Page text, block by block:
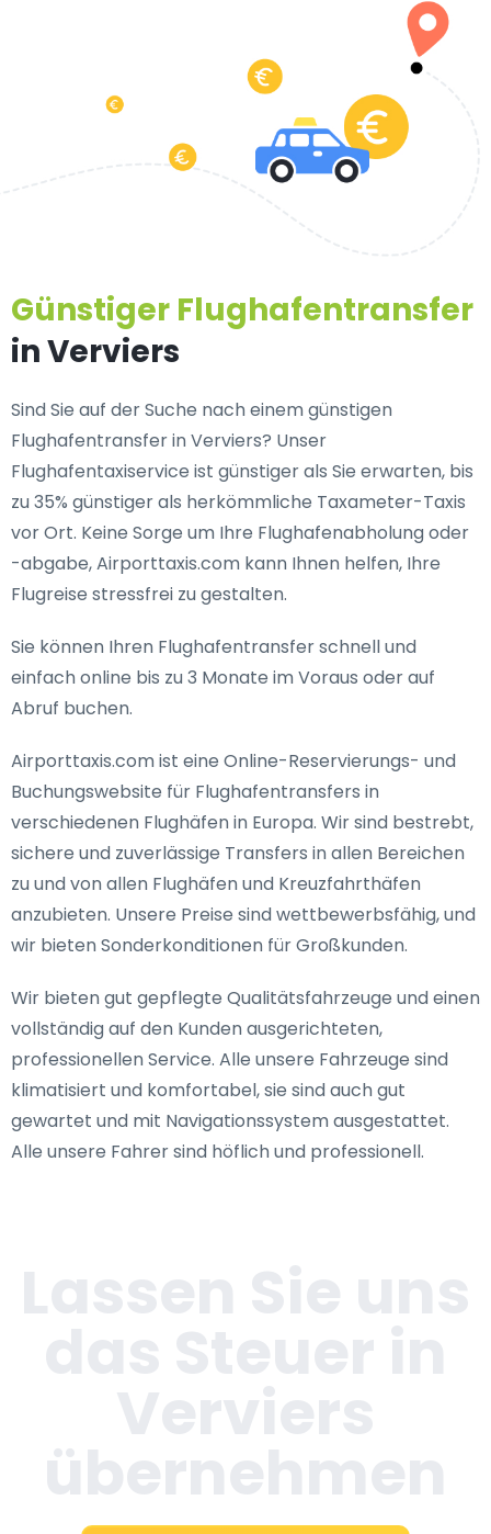
Günstiger Flughafentransfer
in Verviers
Sind Sie auf der Suche nach einem günstigen
Flughafentransfer in Verviers? Unser
Flughafentaxiservice ist günstiger als Sie erwarten, bis
zu 35% günstiger als herkömmliche Taxameter-Taxis
vor Ort. Keine Sorge um Ihre Flughafenabholung oder
-abgabe, Airporttaxis.com kann Ihnen helfen, Ihre
Flugreise stressfrei zu gestalten.
Sie können Ihren Flughafentransfer schnell und
einfach online bis zu 3 Monate im Voraus oder auf
Abruf buchen.
Airporttaxis.com ist eine Online-Reservierungs- und
Buchungswebsite für Flughafentransfers in
verschiedenen Flughäfen in Europa. Wir sind bestrebt,
sichere und zuverlässige Transfers in allen Bereichen
zu und von allen Flughäfen und Kreuzfahrthäfen
anzubieten. Unsere Preise sind wettbewerbsfähig, und
wir bieten Sonderkonditionen für Großkunden.
Wir bieten gut gepflegte Qualitätsfahrzeuge und einen
vollständig auf den Kunden ausgerichteten,
professionellen Service. Alle unsere Fahrzeuge sind
klimatisiert und komfortabel, sie sind auch gut
gewartet und mit Navigationssystem ausgestattet.
Alle unsere Fahrer sind höflich und professionell.